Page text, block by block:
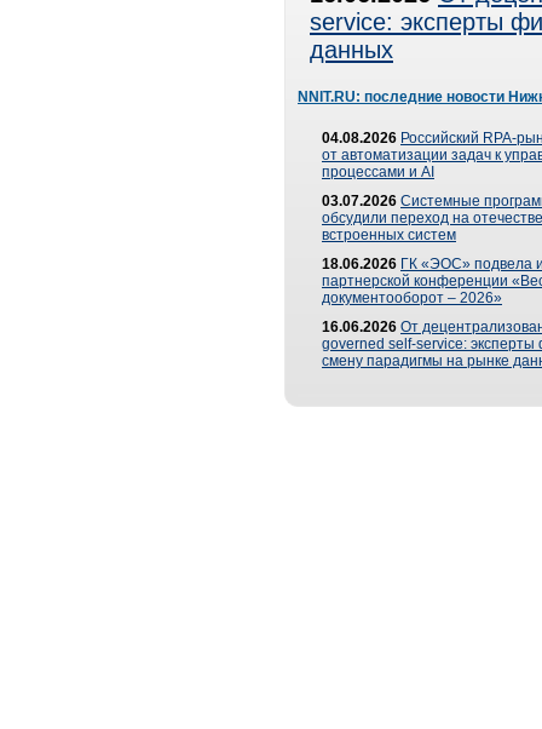
service: эксперты
данных
NNIT.RU: последние новости
04.08.2026 Российский RPA-
от автоматизации задач к
процессами и AI
03.07.2026 Системные
обсудили переход на
встроенных систем
18.06.2026 ГК «ЭОС» подвела
партнерской конференции
документооборот – 2026»
16.06.2026 От
governed self-service: эксперты
смену парадигмы на рынке